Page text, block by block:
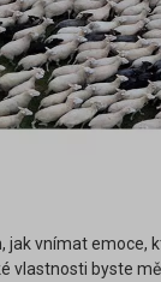
vnímat emoce,
vlastnosti byste